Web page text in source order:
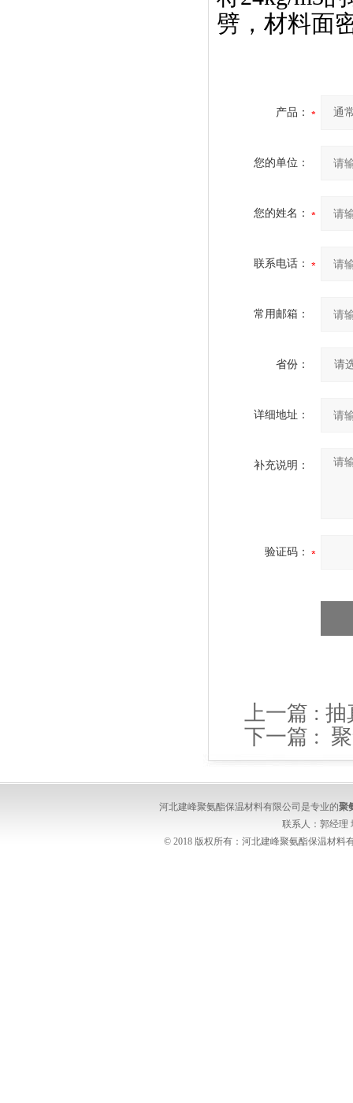
劈，材料面
产品：
您的单位：
您的姓名：
联系电话：
常用邮箱：
省份：
详细地址：
补充说明：
验证码：
上一篇 : 抽
下一篇 :
河北建峰聚氨酯保温材料有限公司是专业的聚
联系人：郭经理
© 2018 版权所有：河北建峰聚氨酯保温材